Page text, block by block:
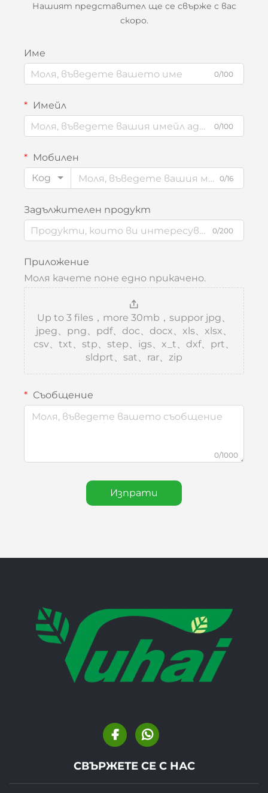
Нашият представител ще се свърже с вас
скоро.
Име
0/100
Имейл
0/100
Мобилен
Код
0/16
Задължителен продукт
0/200
Приложение
Моля качете поне едно прикачено.
Up to 3 files，more 30mb，suppor jpg、
jpeg、png、pdf、doc、docx、xls、xlsx、
csv、txt、stp、step、igs、x_t、dxf、prt、
sldprt、sat、rar、zip
Съобщение
0/1000
Изпрати
СВЪРЖЕТЕ СЕ С НАС